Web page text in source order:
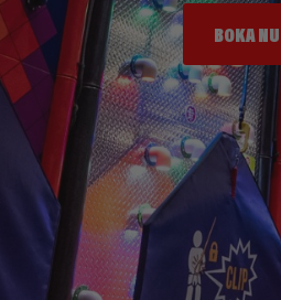
BOKA NU